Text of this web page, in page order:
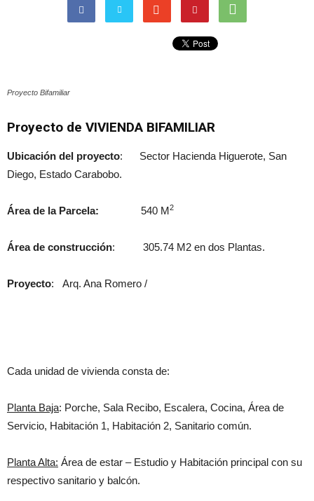
Proyecto Bifamiliar
Proyecto de VIVIENDA BIFAMILIAR
Ubicación del proyecto: Sector Hacienda Higuerote, San
Diego, Estado Carabobo.
Área de la Parcela: 540 M2
Área de construcción: 305.74 M2 en dos Plantas.
Proyecto: Arq. Ana Romero /
Cada unidad de vivienda consta de:
Planta Baja: Porche, Sala Recibo, Escalera, Cocina, Área de
Servicio, Habitación 1, Habitación 2, Sanitario común.
Planta Alta: Área de estar – Estudio y Habitación principal con su
respectivo sanitario y balcón.